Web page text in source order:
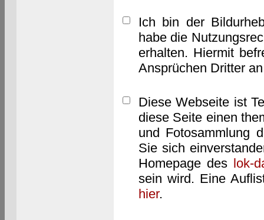
Ich bin der
habe die
erhalten. Hiermit
Ansprüchen Dritter
Diese Webseite ist
diese Seite einen
und Fotosammlung
Sie sich
Homepage des lok-
sein wird. Eine
hier.